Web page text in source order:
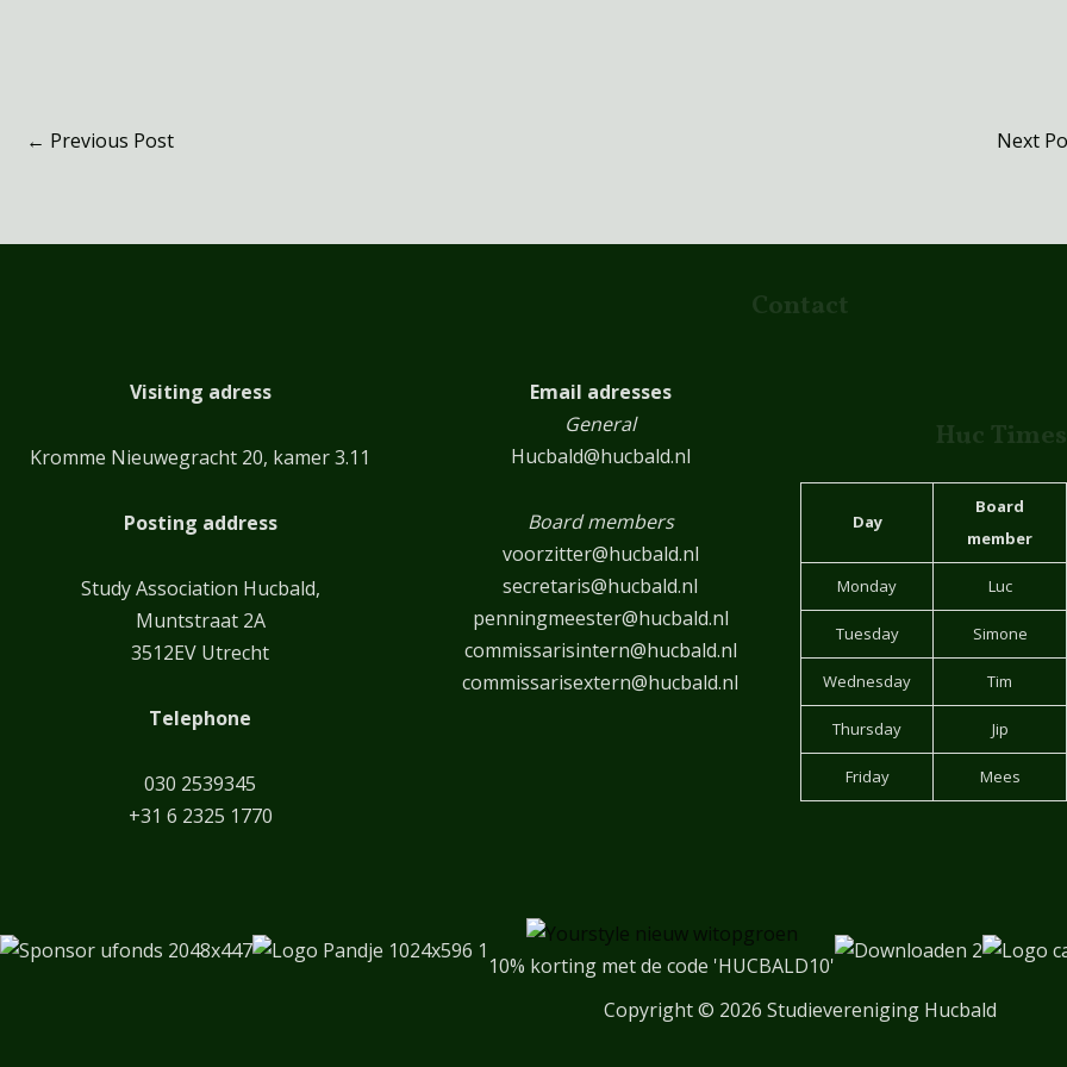
← Previous Post Next
Contact
Visiting adress
Kromme Nieuwegracht 20, kamer 3.11
Posting address
Study Association Hucbald,
Muntstraat 2A
3512EV Utrecht
Telephone
030 2539345
+31 6 2325 1770
Email adresses
General
Hucbald@hucbald.nl
Board members
voorzitter@hucbald.nl
secretaris@hucbald.nl
penningmeester@hucbald.nl
commissarisintern@hucbald.nl
commissarisextern@hucbald.nl
Huc Times
Day
Board
member
Monday Luc
Tuesday Simone
Wednesday Tim
Thursday Jip
Friday Mees
10% korting met de code 'HUCBALD10'
Copyright© 2026 Studievereniging Hucbald